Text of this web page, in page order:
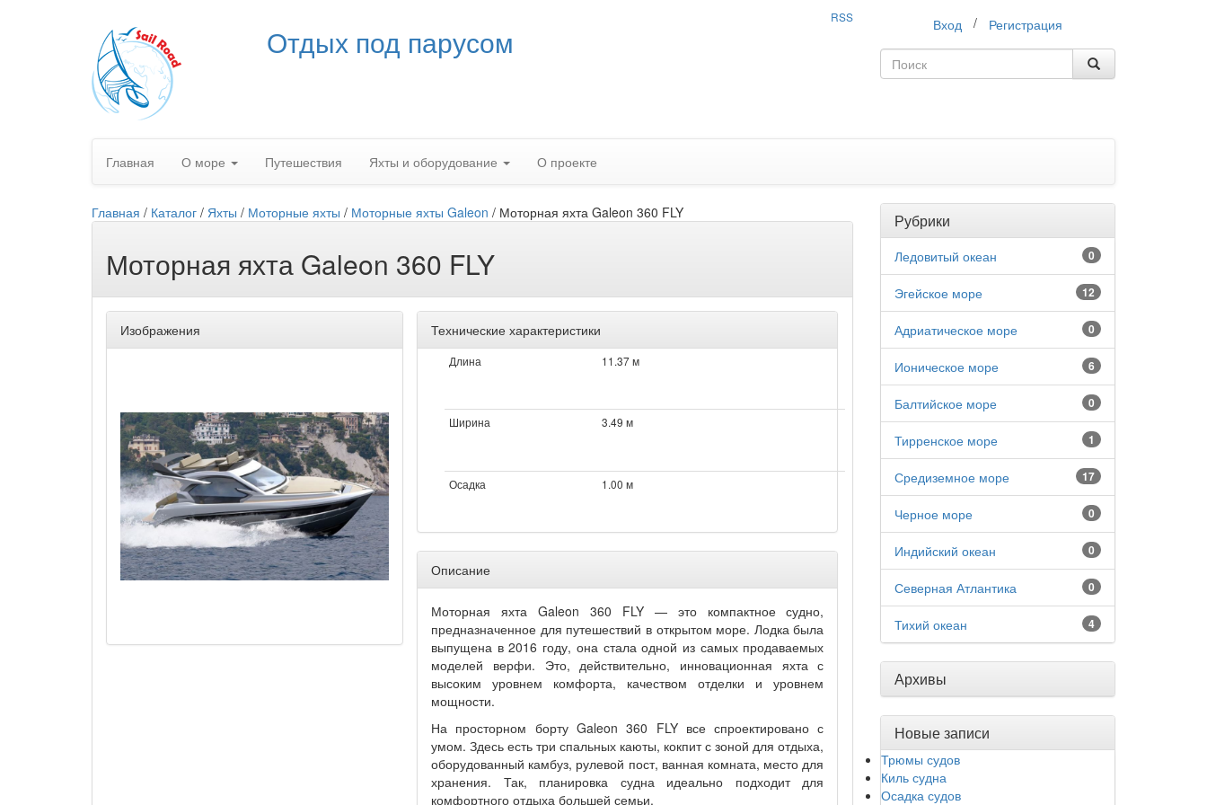
RSS
Отдых под парусом Вход / Регистрация
Главная О море Путешествия Яхты и оборудование О проекте
Главная / Каталог / Яхты / Моторные яхты / Моторные яхты Galeon / Моторная яхта Galeon 360 FLY
Моторная яхта Galeon 360 FLY
Изображения Технические характеристики
Длина 11.37 м
Ширина 3.49 м
Осадка 1.00 м
Описание
Моторная яхта Galeon 360 FLY — это компактное судно,
предназначенное для путешествий в открытом море. Лодка была
выпущена в 2016 году, она стала одной из самых продаваемых
моделей верфи. Это, действительно, инновационная яхта с
высоким уровнем комфорта, качеством отделки и уровнем
мощности.
На просторном борту Galeon 360 FLY все спроектировано с
умом. Здесь есть три спальных каюты, кокпит с зоной для отдыха,
оборудованный камбуз, рулевой пост, ванная комната, место для
хранения. Так, планировка судна идеально подходит для
комфортного отдыха большей семьи.
Рубрики
0
Ледовитый океан
12
Эгейское море
0
Адриатическое море
6
Ионическое море
0
Балтийское море
1
Тирренское море
17
Средиземное море
0
Черное море
0
Индийский океан
0
Северная Атлантика
4
Тихий океан
Архивы
Новые записи
Трюмы судов
Киль судна
Осадка судов